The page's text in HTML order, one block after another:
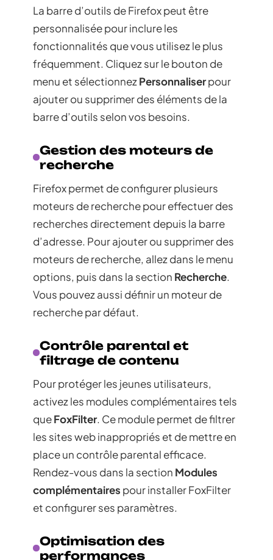
La barre d’outils de Firefox peut être
personnalisée pour inclure les
fonctionnalités que vous utilisez le plus
fréquemment. Cliquez sur le bouton de
menu et sélectionnezPersonnaliserpour
ajouter ou supprimer des éléments de la
barre d’outils selon vos besoins.
Gestion des moteurs de
recherche
Firefox permet de configurer plusieurs
moteurs de recherche pour effectuer des
recherches directement depuis la barre
d’adresse. Pour ajouter ou supprimer des
moteurs de recherche, allez dans le menu
options, puis dans la section Recherche.
Vous pouvez aussi définir un moteur de
recherche par défaut.
Contrôle parental et
filtrage de contenu
Pour protéger les jeunes utilisateurs,
activez les modules complémentaires tels
queFoxFilter. Ce module permet de filtrer
les sites web inappropriés et de mettre en
place un contrôle parental efficace.
Rendez-vous dans la section Modules
complémentaires pour installer FoxFilter
et configurer ses paramètres.
Optimisation des
performances